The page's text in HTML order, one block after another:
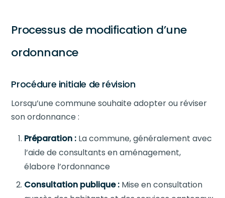
Processus de modification d’une
ordonnance
Procédure initiale de révision
Lorsqu’une commune souhaite adopter ou réviser
son ordonnance :
Préparation : La commune, généralement avec
l’aide de consultants en aménagement,
élabore l’ordonnance
Consultation publique : Mise en consultation